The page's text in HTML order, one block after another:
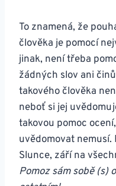
To znamená, že
člověka je pomocí
jinak, není třeba
žádných slov ani
takového člověka
neboť si jej
takovou pomoc
uvědomovat nemusí.
Slunce, září na
Pomoz sám sobě (s)